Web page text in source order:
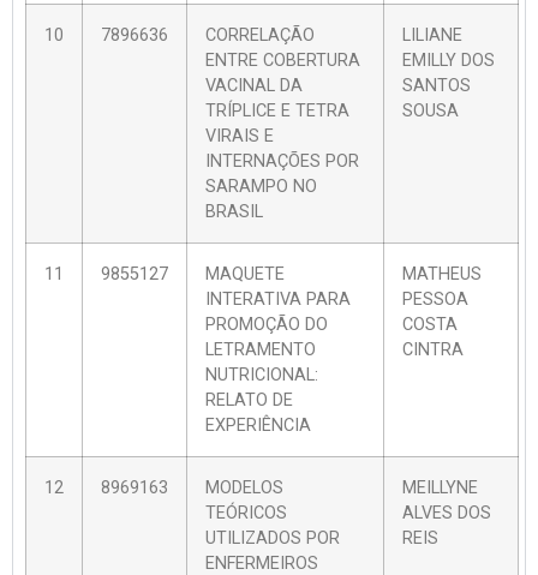
10 7896636
CORRELAÇÃO
ENTRE COBERTURA
VACINAL DA
TRÍPLICE E TETRA
VIRAIS E
INTERNAÇÕES POR
SARAMPO NO
BRASIL
LILIANE
EMILLY DOS
SANTOS
SOUSA
11 9855127
MAQUETE
INTERATIVA PARA
PROMOÇÃO DO
LETRAMENTO
NUTRICIONAL:
RELATO DE
EXPERIÊNCIA
MATHEUS
PESSOA
COSTA
CINTRA
12 8969163
MODELOS
TEÓRICOS
UTILIZADOS POR
ENFERMEIROS
MEILLYNE
ALVES DOS
REIS